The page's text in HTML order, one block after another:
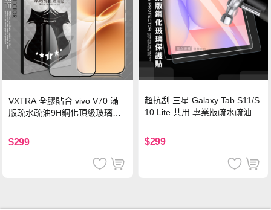
VXTRA 全膠貼合 vivo V70 滿
版疏水疏油9H鋼化頂級玻璃貼
$299
超抗刮 三星 Galaxy Tab S11/S
10 Lite 共用 專業版疏水疏油9
$299